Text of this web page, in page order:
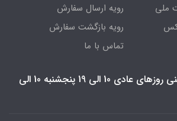
ملی
رویه ارسال سفارش
رویه بازگشت سفارش
تماس با ما
ساعات پاسخگویی تلفنی روزهای عادی 10 الی 19 پنجشنبه 10 الی